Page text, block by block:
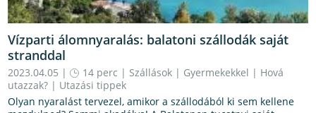
Vízparti álomnyaralás: balatoni szállodák saját
stranddal
2023.04.05 | 14 perc | Szállások | Gyermekekkel | Hová
utazzak? | Utazási tippek
Olyan nyaralást tervezel, amikor a szállodából ki sem kellene